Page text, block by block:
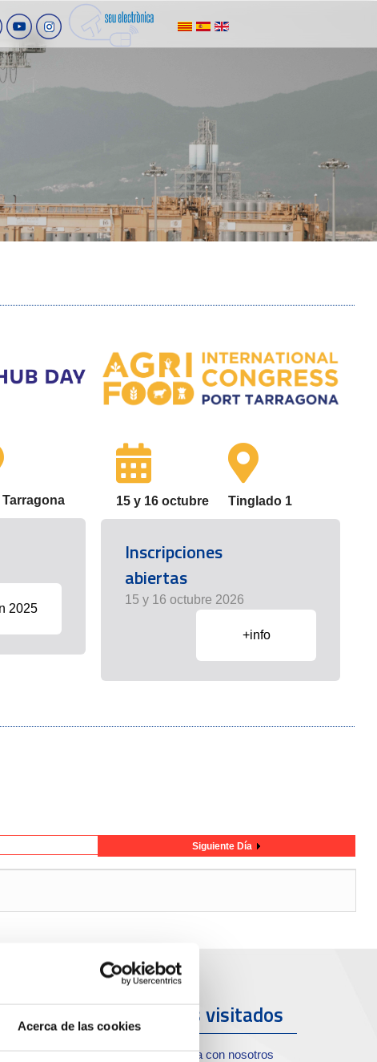
Acerca de las cookies
Tarragona
2025
15 y 16 octubre Tinglado 1
Inscripciones
abiertas
15 y 16 octubre 2026
+info
Siguiente Día
Puerto y
ciudad
Más visitados
Trabaja con nosotros